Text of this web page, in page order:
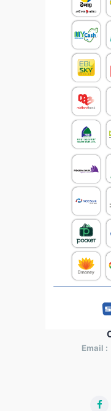
Email :